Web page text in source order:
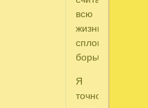
всю
жизнь
сплошной
борьбою...
Я
точно